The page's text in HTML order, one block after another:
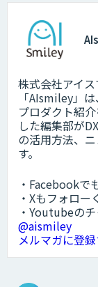
株式会社アイ
「AIsmiley」
プロダクト紹
した編集部が
の活用方法、
す。
・Facebookで
・Xもフォロー
・Youtubeの
@aismiley
メルマガに登